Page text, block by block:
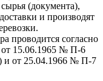
(документа),
и производят
проводится согласно
15.06.1965 № П-6
и от 25.04.1966 № П-7